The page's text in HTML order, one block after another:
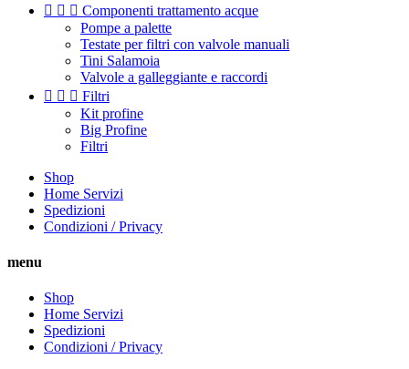
   Componenti trattamento acque
Pompe a palette
Testate per filtri con valvole manuali
Tini Salamoia
Valvole a galleggiante e raccordi
   Filtri
Kit profine
Big Profine
Filtri
Shop
Home Servizi
Spedizioni
Condizioni / Privacy
menu
Shop
Home Servizi
Spedizioni
Condizioni / Privacy